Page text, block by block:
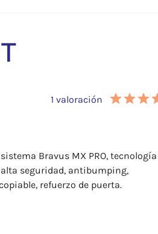
1 valoración
Bravus MX PRO, tecnología
alta seguridad, antibumping,
refuerzo de puerta.